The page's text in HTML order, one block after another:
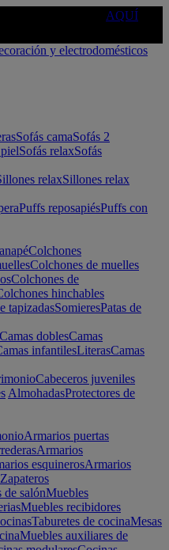
AQUÍ
Sofás camaSofás 2
Sofás relaxSofás
relaxSillones relax
Puffs reposapiésPuffs con
Colchones
Colchones de muelles
Colchones de
hinchables
tapizadasSomieresPatas de
Camas doblesCamas
infantilesLiterasCamas
Cabeceros juveniles
AlmohadasProtectores de
Armarios puertas
Armarios
esquinerosArmarios
Zapateros
de salónMuebles
Muebles recibidores
Taburetes de cocinaMesas
Muebles auxiliares de